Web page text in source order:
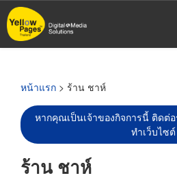
ข้าม
ไป
หน้าแรก > ร้าน ชาห์
หากคุณเป็นเจ้าของกิจการนี้ ติดต่
ทำเว็บไซต์
ร้าน ชาห์